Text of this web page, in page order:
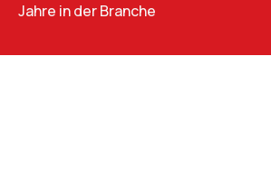
Jahre in der Branche